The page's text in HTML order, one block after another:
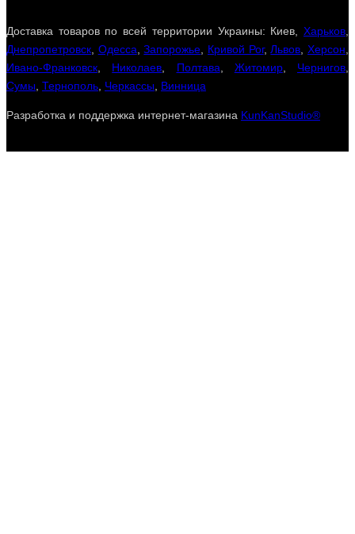
Доставка товаров по всей территории Украины: Киев, Харьков
Днепропетровск Одесса ,Запорожье Кривой Рог,Львов ,Херсон
Ивано-Франковск
Николаев Полтава Житомир, Чернигов
Сумы Тернополь Черкассы Винница
Разработка и поддержка интернет-магазина KunKanStudio®